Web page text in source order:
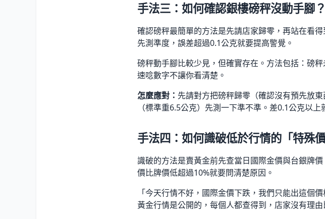
手法三：如何確認銀樓磅秤沒動手腳？
確認磅秤最簡單的方法是先請店家歸零，再站在看
先測準度，誤差超過0.1公克就要提高警覺。
磅秤動手腳比較少見，但確實存在。方法包括：磅
速唸數字不讓你看清楚。
怎麼應對： 先請對方把磅秤歸零（確認沒有預先放
（標準重6.5公克）先測一下準不準。差0.1公克以上
手法四：如何識破低於行情的「特殊
識破的方法是賣黃金前先查當日國際金價與台銀牌
價比牌價低超過10%就要問清楚原因。
「今天行情不好，國際金價下跌，我們只能出這個
黃金行情是公開的，每個人都查得到，店家沒有理由